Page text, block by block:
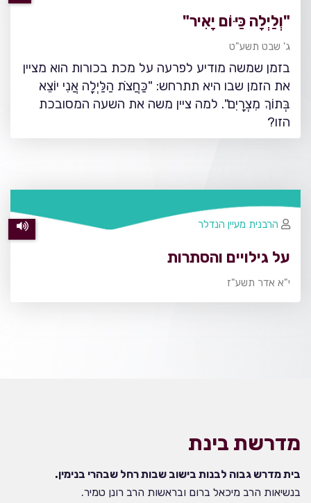
"וְלַיְלָה כַּיּוֹם יָאִיר"
ג' שבט תשע"ט
בזמן שמשה מודיע לפרעה על מכת בכורות הוא מציין
את הזמן שבו היא תתרחש: "כַּחֲצֹת הַלַּיְלָה אֲנִי יוֹצֵא
בְּתוֹךְ מִצְרָיִם". למה ציין משה את השעה המסובכת
הזו?
על גילויים והסתרות
י"א אדר תשע"ז
הרבנית מעיין הנדלר
מדרשת בינת
בית מדרש גבוה לבנות בישוב שבות רחל שבהרי בנימין.
בנשיאות הרב מיכאל ברום ובראשות הרב רונן טמיר.